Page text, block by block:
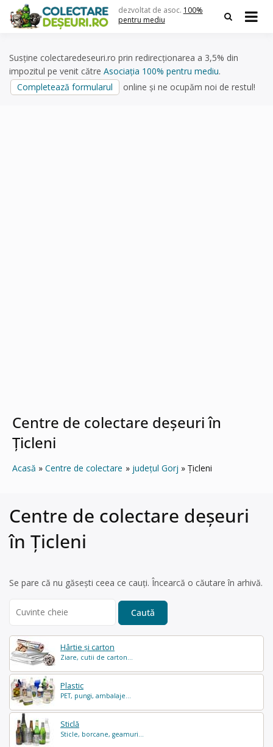
content
dezvoltat de asoc. 100%
pentru mediu
Susține colectaredeseuri.ro prin redirecționarea a 3,5% din
impozitul pe venit către Asociația 100% pentru mediu.
Completează formularul
online și ne ocupăm noi de restul!
Centre de colectare deșeuri în
Țicleni
Acasă Centre de colectare județul Gorj Țicleni
Hârtie și carton
Ziare, cutii de carton...
Plastic
PET, pungi, ambalaje...
Sticlă
Sticle, borcane, geamuri...
Centre de colectare deșeuri
în Țicleni
Se pare că nu găsești ceea ce cauți. Încearcă o căutare în arhivă.
for: